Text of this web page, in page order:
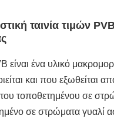
ταινία τιμών
είναι ένα υλικό
και που εξωθείται
τοποθετημένου σε
σε στρώματα γυαλί